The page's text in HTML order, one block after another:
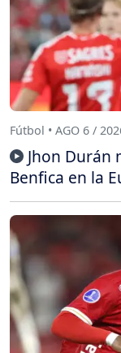
Fútbol • AGO 6 /
Jhon Durán
Benfica en la